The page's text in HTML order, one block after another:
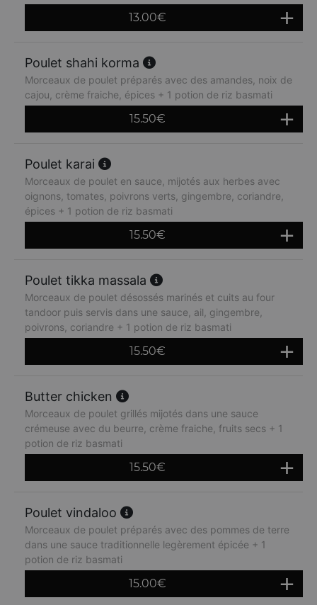
13.00€
Poulet shahi korma
Morceaux de poulet préparés avec des amandes, noix de
cajou, crème fraiche, épices + 1 potion de riz basmati
15.50€
Poulet karai
Morceaux de poulet en sauce, mijotés aux herbes avec
oignons, tomates, poivrons verts, gingembre, coriandre,
épices + 1 potion de riz basmati
15.50€
Poulet tikka massala
Morceaux de poulet désossés marinés et cuits au four
tandoor puis servis dans une sauce, ail, gingembre,
poivrons, coriandre + 1 potion de riz basmati
15.50€
Butter chicken
Morceaux de poulet grillés mijotés dans une sauce
crémeuse avec du beurre, crème fraiche, fruits secs + 1
potion de riz basmati
15.50€
Poulet vindaloo
Morceaux de poulet préparés avec des pommes de terre
dans une sauce traditionnelle legèrement épicée + 1
potion de riz basmati
15.00€